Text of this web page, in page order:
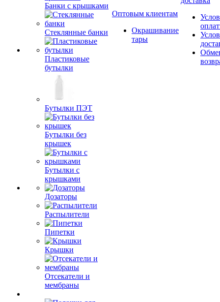
Банки с крышками
Стеклянные банки
Пластиковые
бутылки
Бутылки ПЭТ
Бутылки без
крышек
Бутылки с
крышками
Дозаторы
Распылители
Пипетки
Крышки
Отсекатели и
мембраны
Оптовым клиентам
Окрашивание
тары